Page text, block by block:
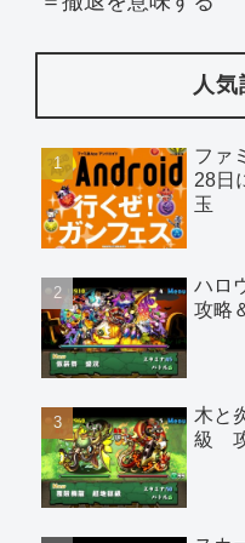
人気
ファ
28日
玉
ハロ
攻略
木と
級 攻